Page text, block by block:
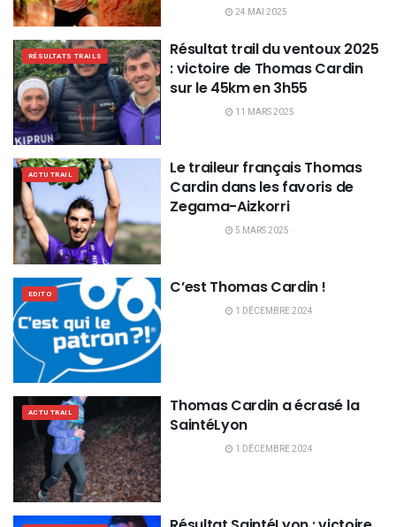
24 MAI 2025
RÉSULTATS TRAILS
Résultat trail du ventoux 2025
: victoire de Thomas Cardin
sur le 45km en 3h55
11 MARS 2025
ACTU TRAIL
Le traileur français Thomas
Cardin dans les favoris de
Zegama-Aizkorri
5 MARS 2025
EDITO C’est Thomas Cardin !
1 DÉCEMBRE 2024
ACTU TRAIL
Thomas Cardin a écrasé la
SaintéLyon
1 DÉCEMBRE 2024